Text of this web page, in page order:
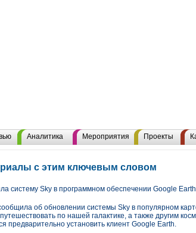
Аналитика Мероприятия Проекты
с этим ключевым словом
систему Sky в программном обеспечении Google Earth
об обновлении системы Sky в популярном
по нашей галактике, а также другим
предварительно установить клиент Google Earth.